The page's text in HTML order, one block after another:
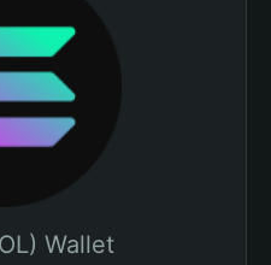
Wallet